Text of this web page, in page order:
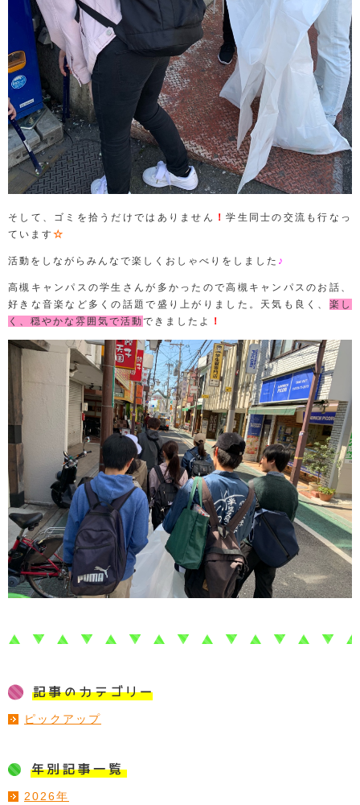
そして、ゴミを拾うだけではありません ！学生同士の交流も行なっ
ています☆
活動をしながらみんなで楽しくおしゃべりをしました ♪
高槻キャンパスの学生さんが多かったので高槻キャンパスのお話、
好きな音楽など多くの話題で盛り上がりました。天気も良く、 楽し
く、穏やかな雰囲気で活動できましたよ ！
ピックアップ
2026年